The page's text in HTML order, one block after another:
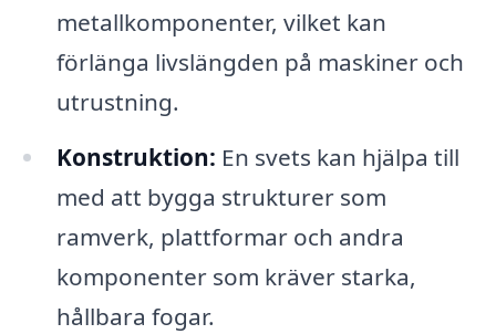
metallkomponenter, vilket kan
förlänga livslängden på maskiner och
utrustning.
Konstruktion: En svets kan hjälpa till
med att bygga strukturer som
ramverk, plattformar och andra
komponenter som kräver starka,
hållbara fogar.